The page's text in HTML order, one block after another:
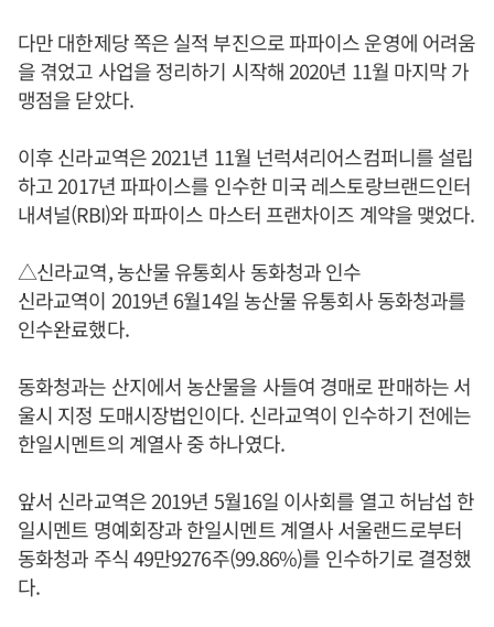
다만 대한제당 쪽은 실적 부진으로 파파이스 운영에 어려움
을 겪었고 사업을 정리하기 시작해 2020년 11월 마지막 가
맹점을 닫았다.
이후 신라교역은 2021년 11월 넌럭셔리어스컴퍼니를 설립
하고 2017년 파파이스를 인수한 미국 레스토랑브랜드인터
내셔널(RBI)와 파파이스 마스터 프랜차이즈 계약을 맺었다.
△신라교역, 농산물 유통회사 동화청과 인수
신라교역이 2019년 6월14일 농산물 유통회사 동화청과를
인수완료했다.
동화청과는 산지에서 농산물을 사들여 경매로 판매하는 서
울시 지정 도매시장법인이다. 신라교역이 인수하기 전에는
한일시멘트의 계열사 중 하나였다.
앞서 신라교역은 2019년 5월16일 이사회를 열고 허남섭 한
일시멘트 명예회장과 한일시멘트 계열사 서울랜드로부터
동화청과 주식 49만9276주(99.86%)를 인수하기로 결정했
다.